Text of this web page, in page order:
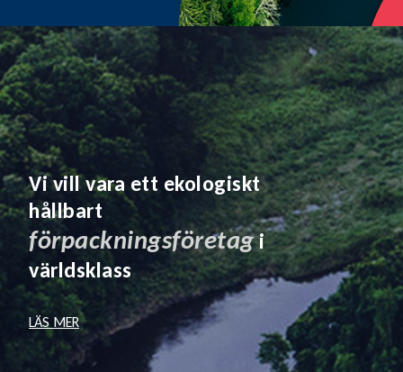
Vi vill vara ett ekologiskt
hållbart
förpackningsföretagi
världsklass
LÄS MER